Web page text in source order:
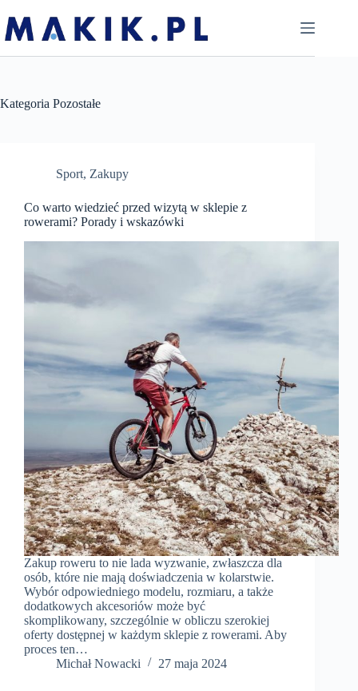
do
treści
Kategoria Pozostałe
Sport, Zakupy
Co warto wiedzieć przed wizytą w sklepie z
rowerami? Porady i wskazówki
Zakup roweru to nie lada wyzwanie, zwłaszcza dla
osób, które nie mają doświadczenia w kolarstwie.
Wybór odpowiedniego modelu, rozmiaru, a także
dodatkowych akcesoriów może być
skomplikowany, szczególnie w obliczu szerokiej
oferty dostępnej w każdym sklepie z rowerami. Aby
proces ten…
​Michał Nowacki
27 maja 2024